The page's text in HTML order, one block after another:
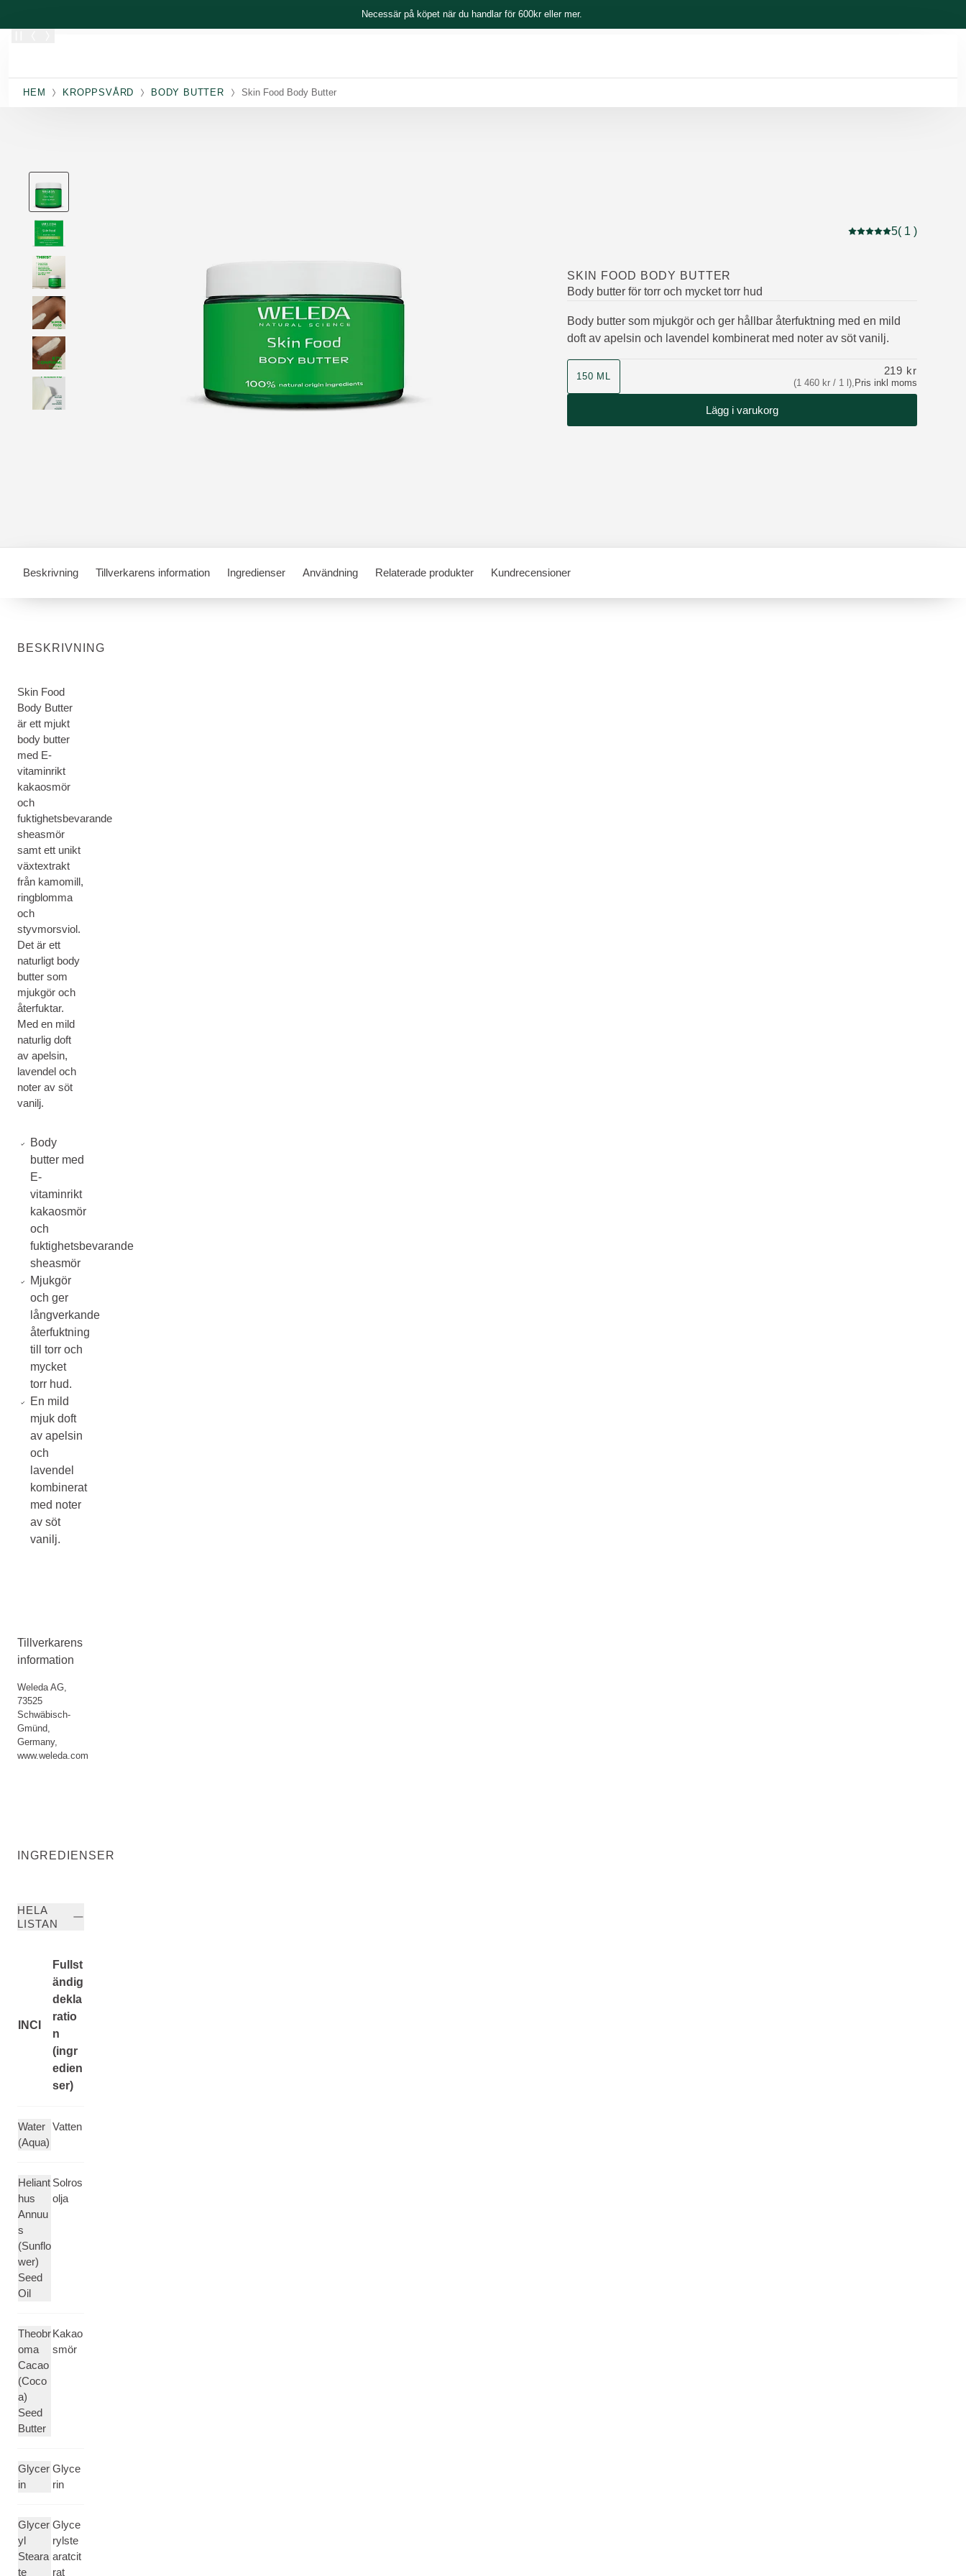
Necessär på köpet när du handlar för 600kr eller mer.
HEM KROPPSVÅRD BODY BUTTER Skin Food Body Butter
Nuvarande betyg: 5
5( 1 )
SKIN FOOD BODY BUTTER
Body butter för torr och mycket torr hud
Body butter som mjukgör och ger hållbar återfuktning med en mild
doft av apelsin och lavendel kombinerat med noter av söt vanilj.
150 ML
(1 460 kr / 1 l), Pris inkl moms
219 kr
Lägg i varukorg
Beskrivning Tillverkarens information Ingredienser Användning Relaterade produkter Kundrecensioner
BESKRIVNING
Skin Food
Body Butter
är ett mjukt
body butter
med E-
vitaminrikt
kakaosmör
och
fuktighetsbevarande
sheasmör
samt ett unikt
växtextrakt
från kamomill,
ringblomma
och
styvmorsviol.
Det är ett
naturligt body
butter som
mjukgör och
återfuktar.
Med en mild
naturlig doft
av apelsin,
lavendel och
noter av söt
vanilj.
Body
butter med
E-
vitaminrikt
kakaosmör
och
fuktighetsbevarande
sheasmör
Mjukgör
och ger
långverkande
återfuktning
till torr och
mycket
torr hud.
En mild
mjuk doft
av apelsin
och
lavendel
kombinerat
med noter
av söt
vanilj.
Tillverkarens
information
Weleda AG,
73525
Schwäbisch-
Gmünd,
Germany,
www.weleda.com
INGREDIENSER
HELA
LISTAN
INCI
Fullst
ändig
dekla
ratio
n
(ingr
edien
ser)
Water
(Aqua)
Vatten
Heliant
hus
Annuu
s
(Sunflo
wer)
Seed
Oil
Solros
olja
Theobr
oma
Cacao
(Coco
a)
Seed
Butter
Kakao
smör
Glycer
in
Glyce
rin
Glycer
yl
Steara
te
Glyce
rylste
aratcit
rat